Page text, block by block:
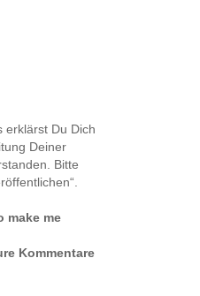
erklärst Du Dich
Deiner
Bitte
make me
Kommentare